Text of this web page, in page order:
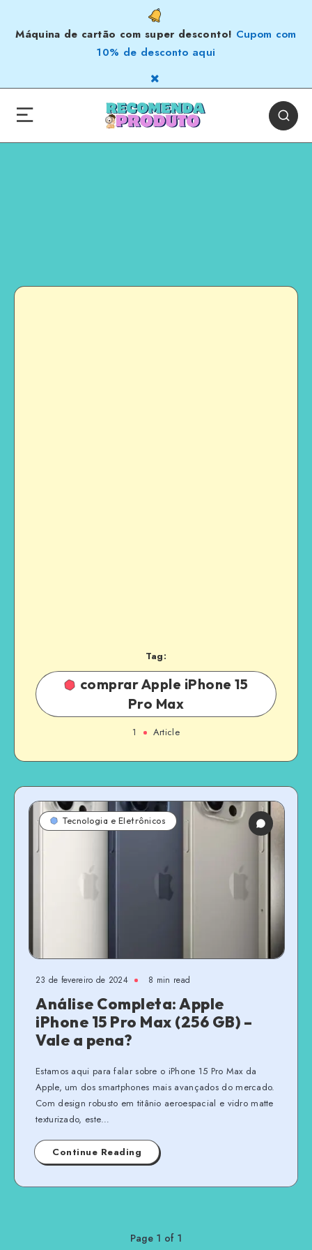
Máquina de cartão com super desconto! Cupom com
10% de desconto aqui
Tag:
comprar Apple iPhone 15
Pro Max
1 Article
Tecnologia e Eletrônicos
23 de fevereiro de 2024 8 min read
Análise Completa: Apple
iPhone 15 Pro Max (256 GB) –
Vale a pena?
Estamos aqui para falar sobre o iPhone 15 Pro Max da
Apple, um dos smartphones mais avançados do mercado.
Com design robusto em titânio aeroespacial e vidro matte
texturizado, este…
Continue Reading
Page 1 of 1